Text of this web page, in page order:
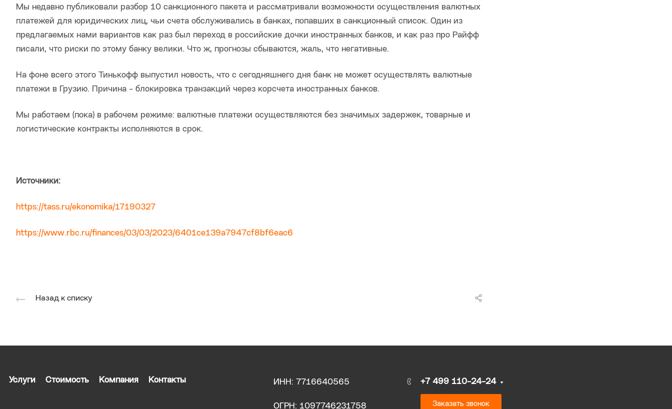
Мы недавно публиковали разбор 10 санкционного пакета и рассматривали возможности осуществления валютных
платежей для юридических лиц, чьи счета обслуживались в банках, попавших в санкционный список. Один из
предлагаемых нами вариантов как раз был переход в российские дочки иностранных банков, и как раз про Райфф
писали, что риски по этому банку велики. Что ж, прогнозы сбываются, жаль, что негативные.
На фоне всего этого Тинькофф выпустил новость, что с сегодняшнего дня банк не может осуществлять валютные
платежи в Грузию. Причина - блокировка транзакций через корсчета иностранных банков.
Мы работаем (пока) в рабочем режиме: валютные платежи осуществляются без значимых задержек, товарные и
логистические контракты исполняются в срок.
Источники:
https://tass.ru/ekonomika/17190327
https://www.rbc.ru/finances/03/03/2023/6401ce139a7947cf8bf6eac6
Назад к списку
Услуги Стоимость Компания Контакты ИНН: 7716640565
ОГРН: 1097746231758
+7 499 110-24-24
Заказать звонок